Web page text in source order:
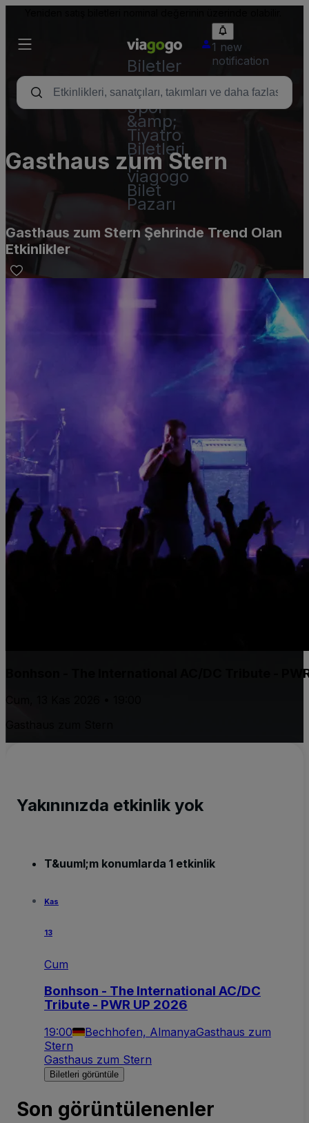
Biletler
-
Konser,
Spor
&amp;
Tiyatro
Biletleri
|
viagogo
Bilet
Pazarı
1 new
notification
Gasthaus zum Stern
Gasthaus zum Stern Şehrinde Trend Olan
Etkinlikler
Bonhson - The International AC/DC Tribute -
Cum, 13 Kas 2026 • 19:00
Yakınınızda etkinlik yok
T&uuml;m konumlarda 1 etkinlik
Kas
13
Cum
Bonhson - The International AC/DC
Tribute - PWR UP 2026
19:00 Bechhofen, AlmanyaGasthaus zum
Stern
Gasthaus zum Stern
Biletleri görüntüle
Son görüntülenenler